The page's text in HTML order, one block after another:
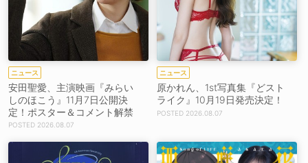
ニュース
安田聖愛、主演映画『みらい
しのほこう』11月7日公開決
定！ポスター＆コメント解禁
2026.08.07
ニュース
原かれん、1st写真集『どスト
ライク』10月19日発売決定！
2026.08.07